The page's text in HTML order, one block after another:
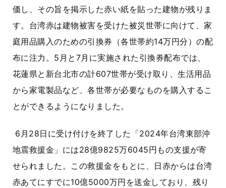
価し、その旨を掲示した赤い紙を貼った建物が残りま
す。台湾赤は建物被害を受けた被災世帯に向けて、家
庭用品購入のための引換券（各世帯約14万円分）の配
布に注力。5月と7月に実施された引換券配布では、
花蓮県と新台北市の計607世帯が受け取り、生活用品
から家電製品など、各世帯が必要なものを購入するこ
とができるようになりました。
6月28日に受け付けを終了した「2024年台湾東部沖
地震救援金」には28億9825万6045円もの支援が寄
せられました。この救援金をもとに、日赤からは台湾
赤あてにすでに10億5000万円を送金しており、残り